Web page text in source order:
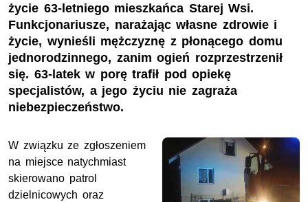
życie 63-letniego mieszkańca Starej Wsi.
Funkcjonariusze, narażając własne zdrowie i
życie, wynieśli mężczyznę z płonącego domu
jednorodzinnego, zanim ogień rozprzestrzenił
się. 63-latek w porę trafił pod opiekę
specjalistów, a jego życiu nie zagraża
niebezpieczeństwo.
W związku ze zgłoszeniem
na miejsce natychmiast
skierowano patrol
dzielnicowych oraz